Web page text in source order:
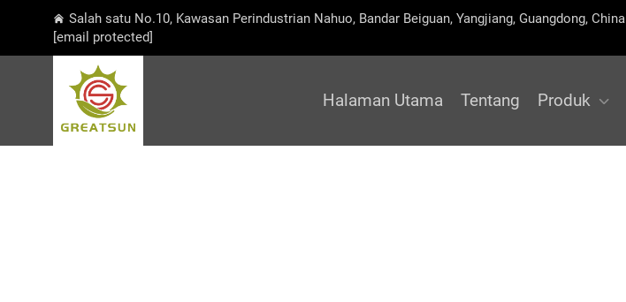
Salah satu No.10, Kawasan Perindustrian Nahuo, Bandar Beiguan, Yangjiang, Guangdong, China
[email protected]
Halaman Utama Tentang Produk